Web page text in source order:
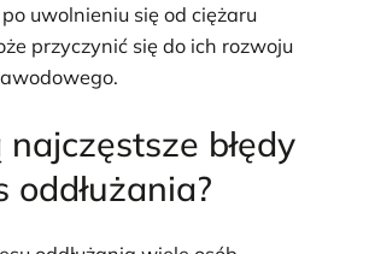
uwolnieniu się od ciężaru
przyczynić się do ich rozwoju
najczęstsze błędy
oddłużania?